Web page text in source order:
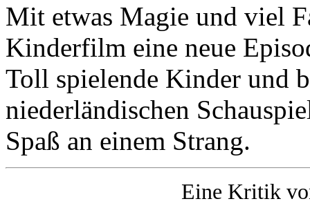
Mit etwas Magie und viel
Kinderfilm eine neue
Toll spielende Kinder und
niederländischen
Spaß an einem Strang.
Eine Kritik